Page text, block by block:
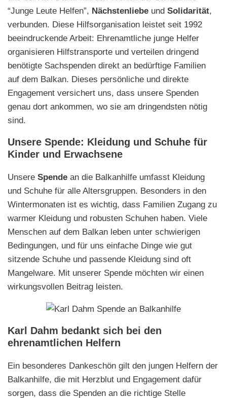
“Junge Leute Helfen”, Nächstenliebe und Solidarität,
verbunden. Diese Hilfsorganisation leistet seit 1992
beeindruckende Arbeit: Ehrenamtliche junge Helfer
organisieren Hilfstransporte und verteilen dringend
benötigte Sachspenden direkt an bedürftige Familien
auf dem Balkan. Dieses persönliche und direkte
Engagement versichert uns, dass unsere Spenden
genau dort ankommen, wo sie am dringendsten nötig
sind.
Unsere Spende: Kleidung und Schuhe für
Kinder und Erwachsene
Unsere Spende an die Balkanhilfe umfasst Kleidung
und Schuhe für alle Altersgruppen. Besonders in den
Wintermonaten ist es wichtig, dass Familien Zugang zu
warmer Kleidung und robusten Schuhen haben. Viele
Menschen auf dem Balkan leben unter schwierigen
Bedingungen, und für uns einfache Dinge wie gut
sitzende Schuhe und passende Kleidung sind oft
Mangelware. Mit unserer Spende möchten wir einen
wirkungsvollen Beitrag leisten.
Karl Dahm bedankt sich bei den
ehrenamtlichen Helfern
Ein besonderes Dankeschön gilt den jungen Helfern der
Balkanhilfe, die mit Herzblut und Engagement dafür
sorgen, dass die Spenden an die richtige Stelle